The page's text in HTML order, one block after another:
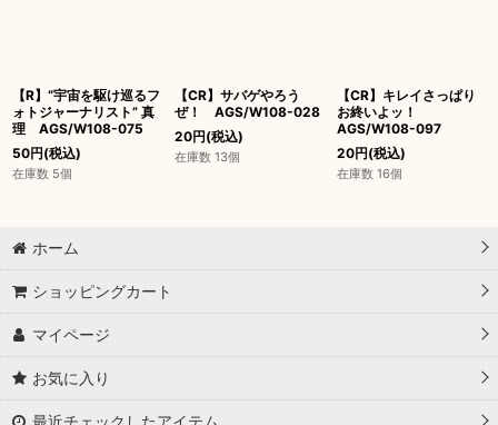
【R】“宇宙を駆け巡るフ
ォトジャーナリスト” 真
理 AGS/W108-075
50円(税込)
在庫数 5個
【CR】サバゲやろう
ぜ！ AGS/W108-028
20円(税込)
在庫数 13個
【CR】キレイさっぱり
お終いよッ！
AGS/W108-097
20円(税込)
在庫数 16個
ホーム
ショッピングカート
マイページ
お気に入り
最近チェックしたアイテム